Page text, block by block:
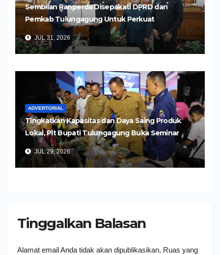
Sembilan Ranperda Disepakati DPRD dan
Pemkab Tulungagung Untuk Perkuat
Pembangunan Daerah
JUL 31, 2026
ADVERTORIAL
Tingkatkan Kapasitas dan Daya Saing Produk
Lokal, Plt Bupati Tulungagung Buka Seminar
Impor dan Ekspor Produk UMKM
JUL 29, 2026
Tinggalkan Balasan
Alamat email Anda tidak akan dipublikasikan. Ruas yang